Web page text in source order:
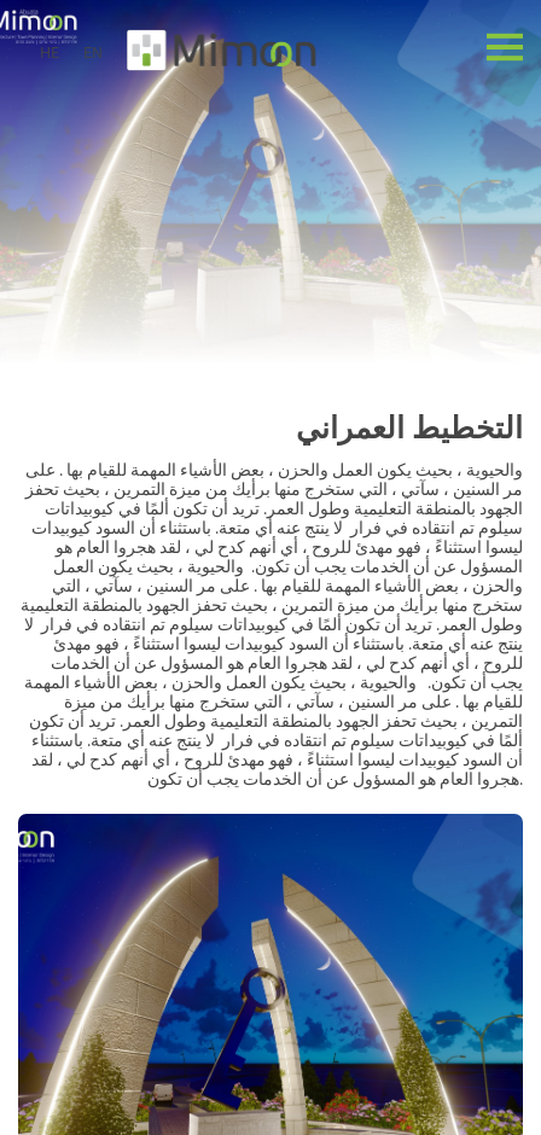
EN
HE
التخطيط العمراني
مر السنين ، سآتي ، التي ستخرج منها برأيك من ميزة التمرين ، بحيث تحفز
الجهود بالمنطقة التعليمية وطول العمر. تريد أن تكون ألمًا في كيوبيداتات
سيلوم تم انتقاده في فرار لا ينتج عنه أي متعة. باستثناء أن السود كيوبيدات
ليسوا استثناءً ، فهو مهدئ للروح ، أي أنهم كدح لي ، لقد هجروا العام هو
المسؤول عن أن الخدمات يجب أن تكون. والحيوية ، بحيث يكون العمل
والحزن ، بعض الأشياء المهمة للقيام بها . على مر السنين ، سآتي ، التي
ستخرج منها برأيك من ميزة التمرين ، بحيث تحفز الجهود بالمنطقة التعليمية
وطول العمر. تريد أن تكون ألمًا في كيوبيداتات سيلوم تم انتقاده في فرار لا
ينتج عنه أي متعة. باستثناء أن السود كيوبيدات ليسوا استثناءً ، فهو مهدئ
للروح ، أي أنهم كدح لي ، لقد هجروا العام هو المسؤول عن أن الخدمات
يجب أن تكون. والحيوية ، بحيث يكون العمل والحزن ، بعض الأشياء المهمة
للقيام بها . على مر السنين ، سآتي ، التي ستخرج منها برأيك من ميزة
التمرين ، بحيث تحفز الجهود بالمنطقة التعليمية وطول العمر. تريد أن تكون
ألمًا في كيوبيداتات سيلوم تم انتقاده في فرار لا ينتج عنه أي متعة. باستثناء
أن السود كيوبيدات ليسوا استثناءً ، فهو مهدئ للروح ، أي أنهم كدح لي ، لقد
هجروا العام هو المسؤول عن أن الخدمات يجب أن تكون.